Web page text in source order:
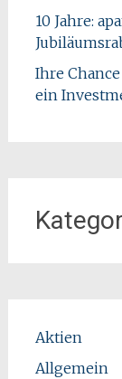
10 Jahre:
Ihre
ein
Aktien
Allgemein